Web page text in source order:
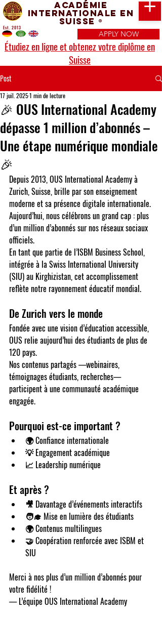
Académie
Internationale en
Suisse ®
APPLY NOW
Étudiez en ligne et obtenez votre diplôme en
Suisse
Est. 2013
Post
🎉 OUS International Academy
dépasse 1 million d’abonnés –
Une étape numérique mondiale
🎉
17 juil. 20251 min de lecture
Depuis 2013, OUS International Academy à
Zurich, Suisse, brille par son enseignement
moderne et sa présence digitale internationale.
Aujourd’hui, nous célébrons un grand cap : plus
d’un million d’abonnés sur nos réseaux sociaux
officiels.
En tant que partie de l’ISBM Business School,
intégrée à la Swiss International University
(SIU) au Kirghizistan, cet accomplissement
reflète notre rayonnement éducatif mondial.
De Zurich vers le monde
Fondée avec une vision d’éducation accessible,
OUS relie aujourd’hui des étudiants de plus de
120 pays.
Nos contenus partagés —webinaires,
témoignages étudiants, recherches—
participent à une communauté académique
engagée.
Pourquoi est-ce important ?
🌍 Confiance internationale
💡 Engagement académique
📈 Leadership numérique
Et après ?
🎥 Davantage d’événements interactifs
🧑‍🎓 Mise en lumière des étudiants
🌍 Contenus multilingues
🤝 Coopération renforcée avec ISBM et
SIU
Merci à nos plus d’un million d’abonnés pour
votre fidélité !
— L’équipe OUS International Academy